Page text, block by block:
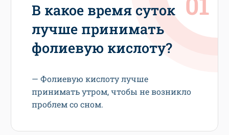
В какое время суток
лучше принимать
фолиевую кислоту?
— Фолиевую кислоту лучше
принимать утром, чтобы не возникло
проблем со сном.